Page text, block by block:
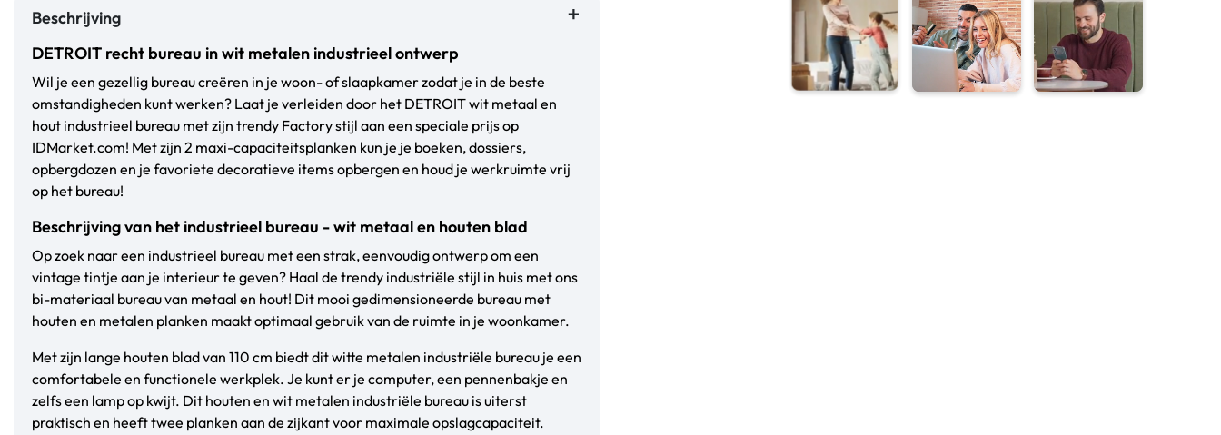
Beschrijving
DETROIT recht bureau in wit metalen industrieel ontwerp
Wil je een gezellig bureau creëren in je woon- of slaapkamer zodat je in de beste
omstandigheden kunt werken? Laat je verleiden door het DETROIT wit metaal en
hout industrieel bureau met zijn trendy Factory stijl aan een speciale prijs op
IDMarket.com! Met zijn 2 maxi-capaciteitsplanken kun je je boeken, dossiers,
opbergdozen en je favoriete decoratieve items opbergen en houd je werkruimte vrij
op het bureau!
Beschrijving van het industrieel bureau - wit metaal en houten blad
Op zoek naar een industrieel bureau met een strak, eenvoudig ontwerp om een
vintage tintje aan je interieur te geven? Haal de trendy industriële stijl in huis met ons
bi-materiaal bureau van metaal en hout! Dit mooi gedimensioneerde bureau met
houten en metalen planken maakt optimaal gebruik van de ruimte in je woonkamer.
Met zijn lange houten blad van 110 cm biedt dit witte metalen industriële bureau je een
comfortabele en functionele werkplek. Je kunt er je computer, een pennenbakje en
zelfs een lamp op kwijt. Dit houten en wit metalen industriële bureau is uiterst
praktisch en heeft twee planken aan de zijkant voor maximale opslagcapaciteit.